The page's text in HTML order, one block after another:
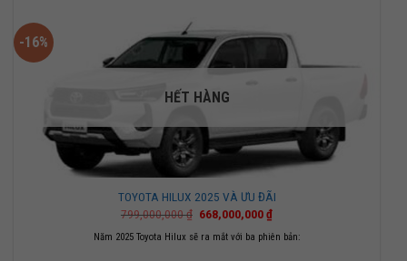
-16%
HẾT HÀNG
TOYOTA HILUX 2025 VÀ ƯU ĐÃI
799,000,000₫ Giá
là:
668,000,000₫Giá
tại
Năm 2025 Toyota Hilux sẽ ra mắt với ba phiên bản: